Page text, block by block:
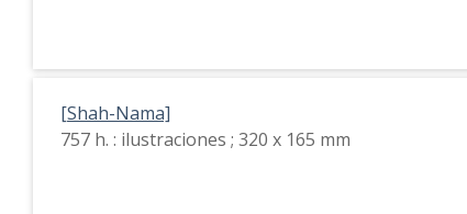
[Shah-Nama]
757 h. : ilustraciones ; 320 x 165 mm